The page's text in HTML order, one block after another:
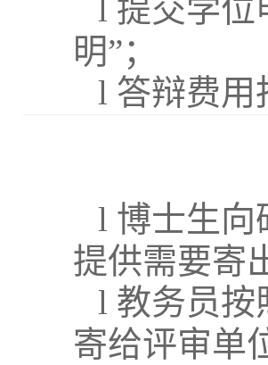
l 提交学位
明”；
l 答辩费用
l 博士生向
提供需要寄
l 教务员按
寄给评审单